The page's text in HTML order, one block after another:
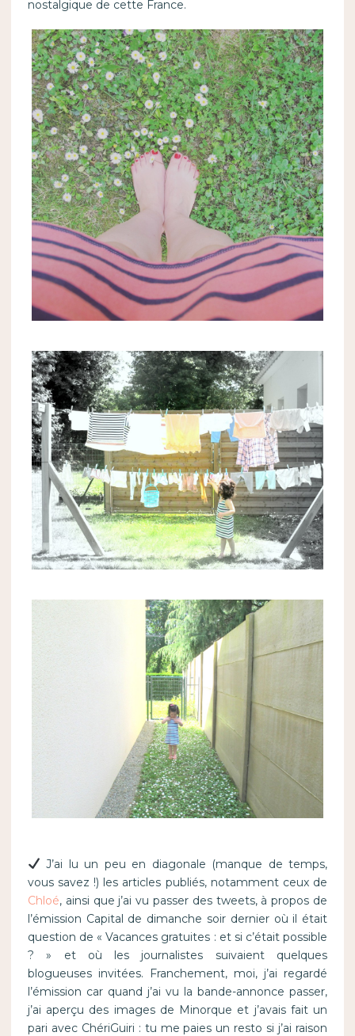
nostalgique de cette France.
J’ai lu un peu en diagonale (manque de temps,
vous savez !) les articles publiés, notamment ceux de
Chloé, ainsi que j’ai vu passer des tweets, à propos de
l’émission Capital de dimanche soir dernier où il était
question de « Vacances gratuites : et si c’était possible
? » et où les journalistes suivaient quelques
blogueuses invitées. Franchement, moi, j’ai regardé
l’émission car quand j’ai vu la bande-annonce passer,
j’ai aperçu des images de Minorque et j’avais fait un
pari avec ChériGuiri : tu me paies un resto si j’ai raison